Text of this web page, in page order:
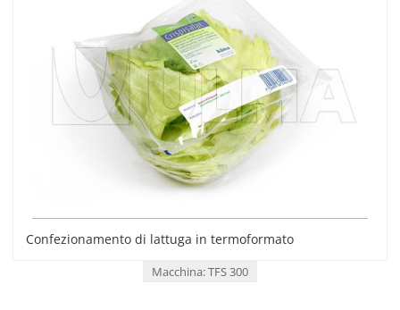
Confezionamento di lattuga in termoformato
Macchina: TFS 300